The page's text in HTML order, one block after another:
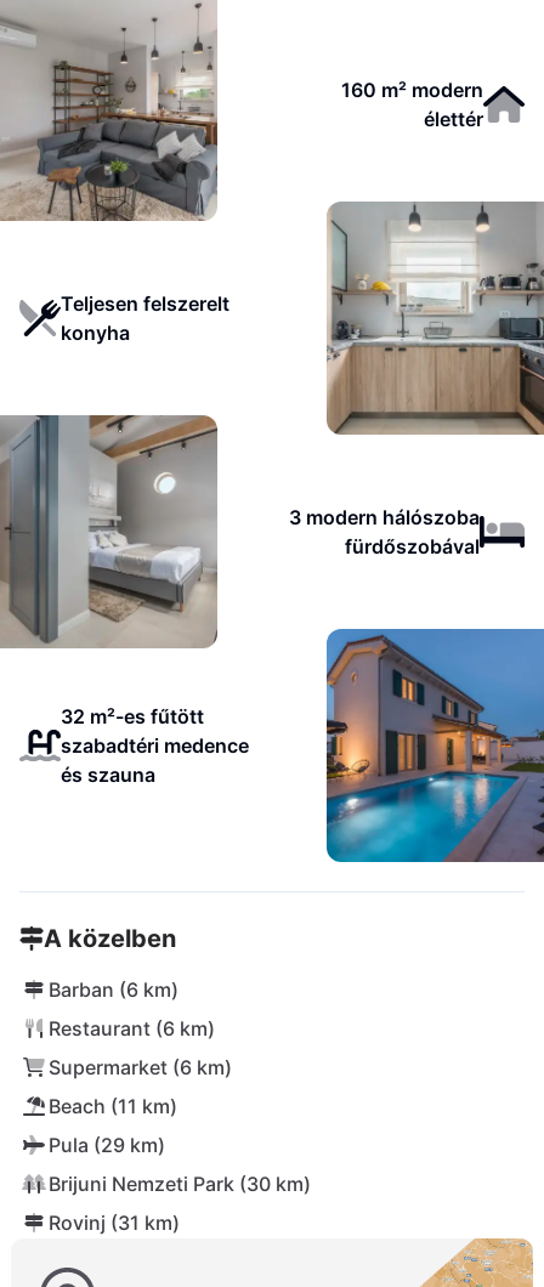
160 m² modern
élettér
Teljesen felszerelt
konyha
3 modern hálószoba
fürdőszobával
32 m²-es fűtött
szabadtéri medence
és szauna
A közelben
Barban (6 km)
Restaurant (6 km)
Supermarket (6 km)
Beach (11 km)
Pula (29 km)
Brijuni Nemzeti Park (30 km)
Rovinj (31 km)